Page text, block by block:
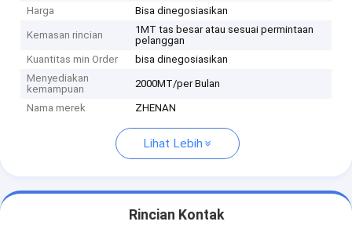
Harga
Bisa dinegosiasikan
Kemasan rincian
1MT tas besar atau sesuai permintaan
pelanggan
Kuantitas min Order
bisa dinegosiasikan
Menyediakan
kemampuan
2000MT/per Bulan
Nama merek ZHENAN
Lihat Lebih
Rincian Kontak